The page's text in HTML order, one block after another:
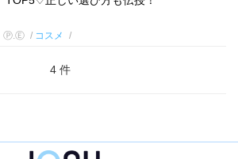
Ⓟ.Ⓔ コスメ
4 件